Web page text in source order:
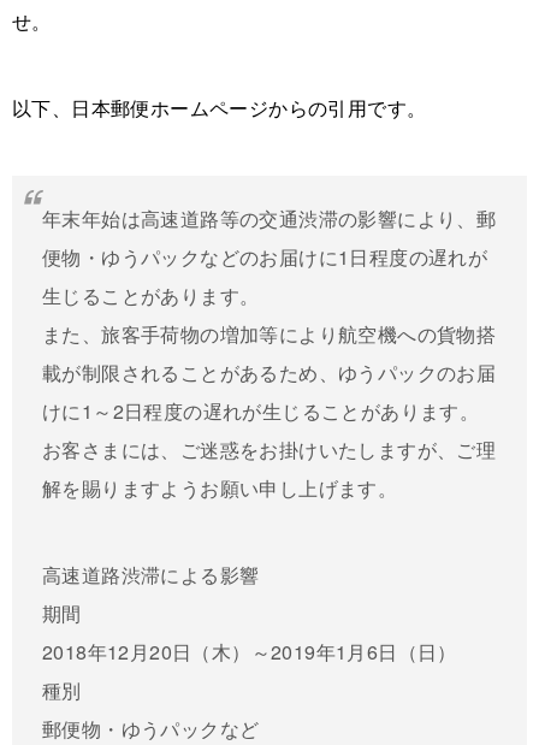
せ。
以下、日本郵便ホームページからの引用です。
年末年始は高速道路等の交通渋滞の影響により、郵
便物・ゆうパックなどのお届けに1日程度の遅れが
生じることがあります。
また、旅客手荷物の増加等により航空機への貨物搭
載が制限されることがあるため、ゆうパックのお届
けに1～2日程度の遅れが生じることがあります。
お客さまには、ご迷惑をお掛けいたしますが、ご理
解を賜りますようお願い申し上げます。
高速道路渋滞による影響
期間
2018年12月20日（木）～2019年1月6日（日）
種別
郵便物・ゆうパックなど